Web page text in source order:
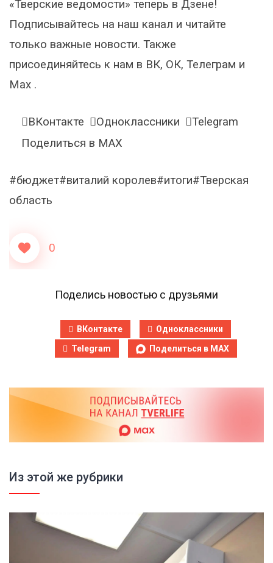
«Тверские ведомости» теперь в Дзене!
Подписывайтесь на наш канал и читайте
только важные новости. Также
присоединяйтесь к нам в ВК, ОК, Телеграм и
Max .
ВКонтакте Одноклассники
Telegram
Поделиться в MAX
#бюджет#виталий королев#итоги#Тверская
область
0
Поделись новостью с друзьями
ВКонтакте
Одноклассники
Telegram
Поделиться в MAX
Из этой же рубрики